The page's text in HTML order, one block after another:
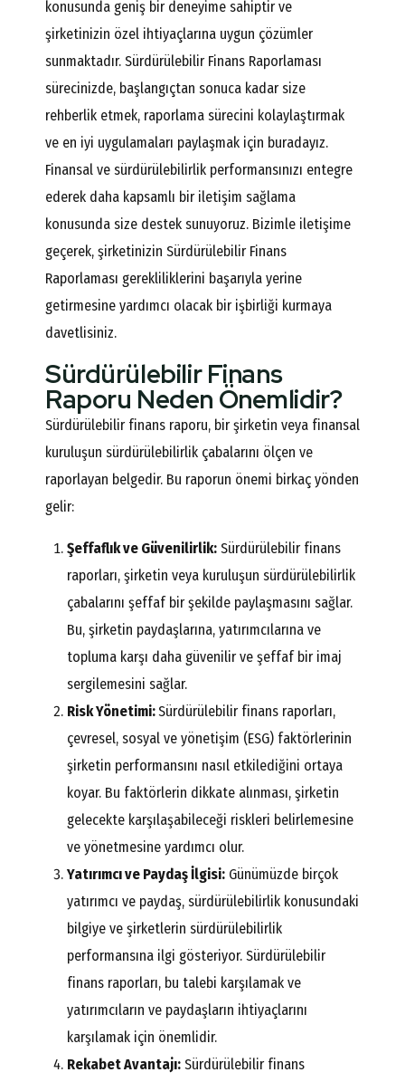
konusunda geniş bir deneyime sahiptir ve
şirketinizin özel ihtiyaçlarına uygun çözümler
sunmaktadır. Sürdürülebilir Finans Raporlaması
sürecinizde, başlangıçtan sonuca kadar size
rehberlik etmek, raporlama sürecini kolaylaştırmak
ve en iyi uygulamaları paylaşmak için buradayız.
Finansal ve sürdürülebilirlik performansınızı entegre
ederek daha kapsamlı bir iletişim sağlama
konusunda size destek sunuyoruz. Bizimle iletişime
geçerek, şirketinizin Sürdürülebilir Finans
Raporlaması gerekliliklerini başarıyla yerine
getirmesine yardımcı olacak bir işbirliği kurmaya
davetlisiniz.
Sürdürülebilir Finans
Raporu Neden Önemlidir?
Sürdürülebilir finans raporu, bir şirketin veya finansal
kuruluşun sürdürülebilirlik çabalarını ölçen ve
raporlayan belgedir. Bu raporun önemi birkaç yönden
gelir:
Şeffaflık ve Güvenilirlik: Sürdürülebilir finans
raporları, şirketin veya kuruluşun sürdürülebilirlik
çabalarını şeffaf bir şekilde paylaşmasını sağlar.
Bu, şirketin paydaşlarına, yatırımcılarına ve
topluma karşı daha güvenilir ve şeffaf bir imaj
sergilemesini sağlar.
Risk Yönetimi:Sürdürülebilir finans raporları,
çevresel, sosyal ve yönetişim (ESG) faktörlerinin
şirketin performansını nasıl etkilediğini ortaya
koyar. Bu faktörlerin dikkate alınması, şirketin
gelecekte karşılaşabileceği riskleri belirlemesine
ve yönetmesine yardımcı olur.
Yatırımcı ve Paydaş İlgisi: Günümüzde birçok
yatırımcı ve paydaş, sürdürülebilirlik konusundaki
bilgiye ve şirketlerin sürdürülebilirlik
performansına ilgi gösteriyor. Sürdürülebilir
finans raporları, bu talebi karşılamak ve
yatırımcıların ve paydaşların ihtiyaçlarını
karşılamak için önemlidir.
Rekabet Avantajı: Sürdürülebilir finans